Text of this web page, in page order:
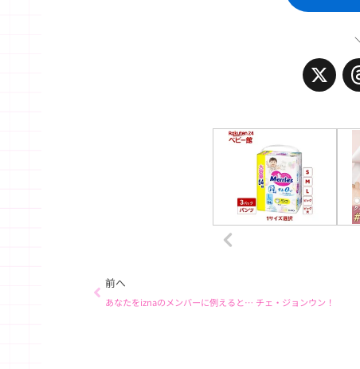
X
Prev
前へ
あなたをiznaのメンバーに例えると… チェ・ジョンウン！